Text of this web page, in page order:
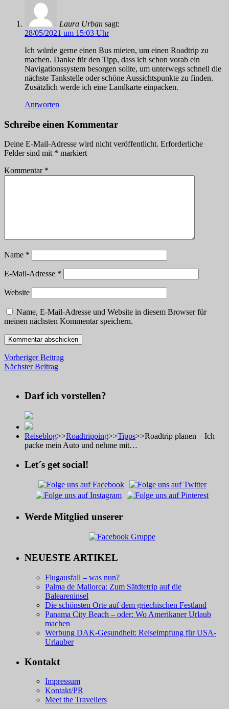
Laura Urban sagt:
28/05/2021 um 15:03 Uhr
Ich würde gerne einen Bus mieten, um einen Roadtrip zu
machen. Danke für den Tipp, dass ich schon vorab ein
Navigationssystem besorgen sollte, um unterwegs schnell die
nächste Tankstelle oder schöne Aussichtspunkte zu finden.
Zusätzlich werde ich eine Landkarte einpacken.
Antworten
Schreibe einen Kommentar
Deine E-Mail-Adresse wird nicht veröffentlicht. Erforderliche
Felder sind mit * markiert
Kommentar *
Name *
E-Mail-Adresse *
Website
Name, E-Mail-Adresse und Website in diesem Browser für
meinen nächsten Kommentar speichern.
Vorheriger Beitrag
Nächster Beitrag
Darf ich vorstellen?
Reiseblog>>Roadtripping>>Tipps>>Roadtrip planen – Ich
packe mein Auto und nehme mit…
Let´s get social!
Werde Mitglied unserer
NEUESTE ARTIKEL
Flugausfall – was nun?
Palma de Mallorca: Zum Sätdtetrip auf die
Baleareninsel
Die schönsten Orte auf dem griechischen Festland
Panama City Beach – oder: Wo Amerikaner Urlaub
machen
Werbung DAK-Gesundheit: Reiseimpfung für USA-
Urlauber
Kontakt
Impressum
Kontakt/PR
Meet the Traveliers